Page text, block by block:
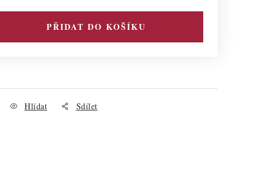
PŘIDAT DO KOŠÍKU
Hlídat Sdílet